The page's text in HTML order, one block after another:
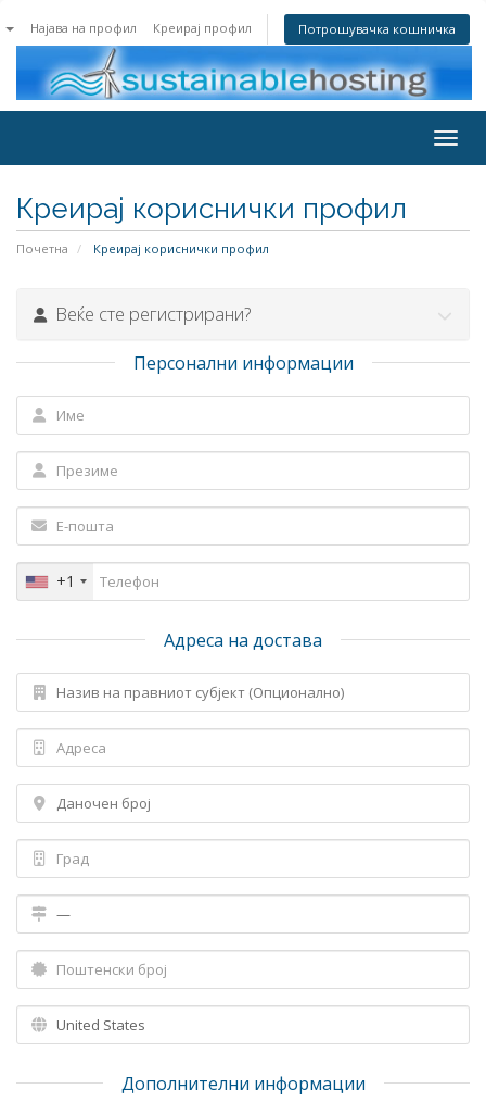
Најава на профил Креирај профил Потрошувачка кошничка
Креирај кориснички профил
Почетна Креирај кориснички профил
Веќе сте регистрирани?
Персонални информации
+1
Адреса на достава
Дополнителни информации